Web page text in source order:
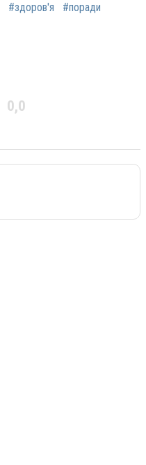
#здоров'я
#поради
0,0